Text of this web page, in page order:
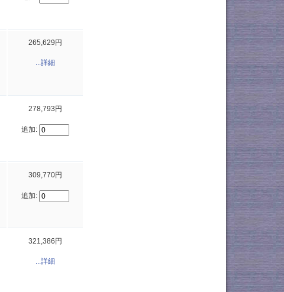
265,629円
...詳細
278,793円
追加:
309,770円
追加:
321,386円
...詳細